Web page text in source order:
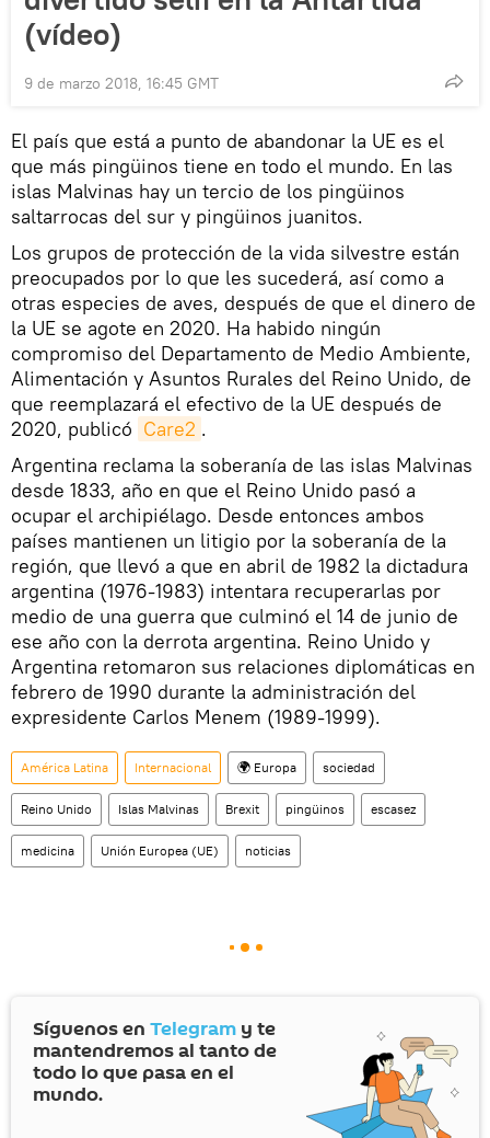
(vídeo)
9 de marzo 2018, 16:45 GMT
El país que está a punto de abandonar la UE es el
que más pingüinos tiene en todo el mundo. En las
islas Malvinas hay un tercio de los pingüinos
saltarrocas del sur y pingüinos juanitos.
Los grupos de protección de la vida silvestre están
preocupados por lo que les sucederá, así como a
otras especies de aves, después de que el dinero de
la UE se agote en 2020. Ha habido ningún
compromiso del Departamento de Medio Ambiente,
Alimentación y Asuntos Rurales del Reino Unido, de
que reemplazará el efectivo de la UE después de
2020, publicó Care2 .
Argentina reclama la soberanía de las islas Malvinas
desde 1833, año en que el Reino Unido pasó a
ocupar el archipiélago. Desde entonces ambos
países mantienen un litigio por la soberanía de la
región, que llevó a que en abril de 1982 la dictadura
argentina (1976-1983) intentara recuperarlas por
medio de una guerra que culminó el 14 de junio de
ese año con la derrota argentina. Reino Unido y
Argentina retomaron sus relaciones diplomáticas en
febrero de 1990 durante la administración del
expresidente Carlos Menem (1989-1999).
América Latina Internacional 🌍 Europa sociedad
Reino Unido Islas Malvinas Brexit pingüinos escasez
medicina Unión Europea (UE) noticias
Síguenos en Telegram y te
mantendremos al tanto de
todo lo que pasa en el
mundo.